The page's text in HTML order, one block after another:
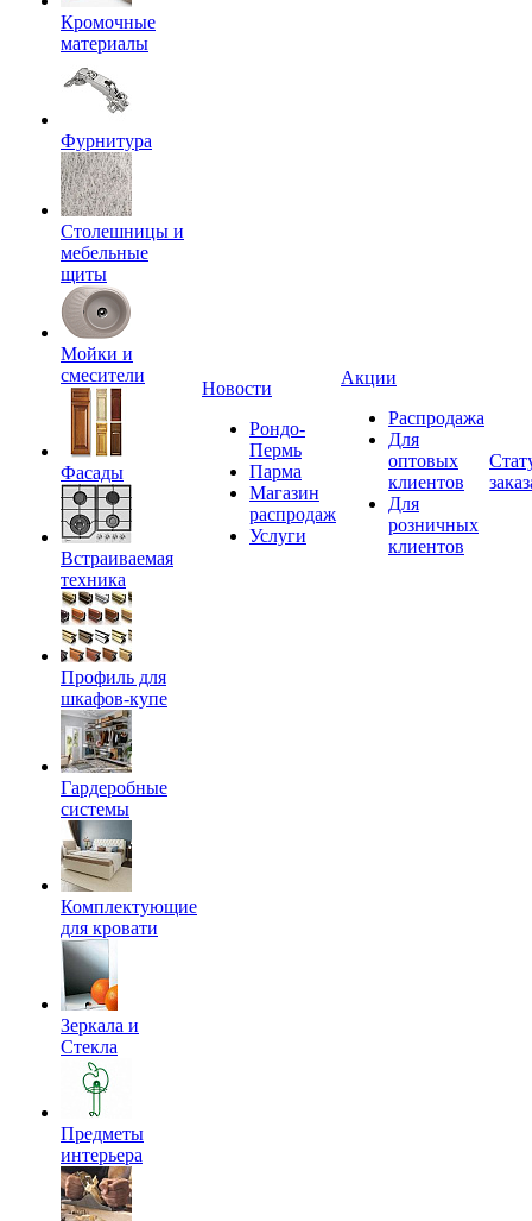
Кромочные
материалы
Фурнитура
Столешницы и
мебельные
щиты
Мойки и
смесители
Фасады
Встраиваемая
техника
Профиль для
шкафов-купе
Гардеробные
системы
Комплектующие
для кровати
Зеркала и
Стекла
Предметы
интерьера
Новости
Рондо-
Пермь
Парма
Магазин
распродаж
Услуги
Акции
Распродажа
Для
оптовых
клиентов
Для
розничных
клиентов